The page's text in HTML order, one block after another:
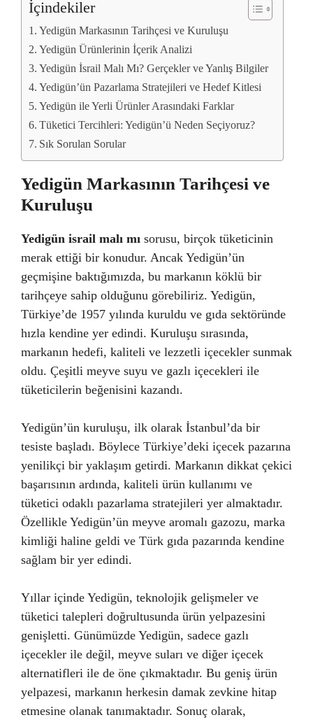
İçindekiler
Yedigün Markasının Tarihçesi ve Kuruluşu
Yedigün Ürünlerinin İçerik Analizi
Yedigün İsrail Malı Mı? Gerçekler ve Yanlış Bilgiler
Yedigün’ün Pazarlama Stratejileri ve Hedef Kitlesi
Yedigün ile Yerli Ürünler Arasındaki Farklar
Tüketici Tercihleri: Yedigün’ü Neden Seçiyoruz?
Sık Sorulan Sorular
Yedigün Markasının Tarihçesi ve
Kuruluşu
Yedigün israil malı mı sorusu, birçok tüketicinin
merak ettiği bir konudur. Ancak Yedigün’ün
geçmişine baktığımızda, bu markanın köklü bir
tarihçeye sahip olduğunu görebiliriz. Yedigün,
Türkiye’de 1957 yılında kuruldu ve gıda sektöründe
hızla kendine yer edindi. Kuruluşu sırasında,
markanın hedefi, kaliteli ve lezzetli içecekler sunmak
oldu. Çeşitli meyve suyu ve gazlı içecekleri ile
tüketicilerin beğenisini kazandı.
Yedigün’ün kuruluşu, ilk olarak İstanbul’da bir
tesiste başladı. Böylece Türkiye’deki içecek pazarına
yenilikçi bir yaklaşım getirdi. Markanın dikkat çekici
başarısının ardında, kaliteli ürün kullanımı ve
tüketici odaklı pazarlama stratejileri yer almaktadır.
Özellikle Yedigün’ün meyve aromalı gazozu, marka
kimliği haline geldi ve Türk gıda pazarında kendine
sağlam bir yer edindi.
Yıllar içinde Yedigün, teknolojik gelişmeler ve
tüketici talepleri doğrultusunda ürün yelpazesini
genişletti. Günümüzde Yedigün, sadece gazlı
içecekler ile değil, meyve suları ve diğer içecek
alternatifleri ile de öne çıkmaktadır. Bu geniş ürün
yelpazesi, markanın herkesin damak zevkine hitap
etmesine olanak tanımaktadır. Sonuç olarak,